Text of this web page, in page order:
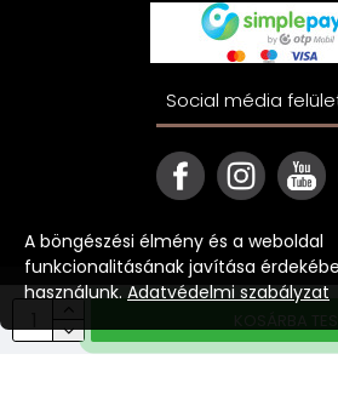
Social média
Copyright © 2022
A böngészési élmény és a weboldal
funkcionalitásának javítása
használunk. Adatvédelmi szabályzat